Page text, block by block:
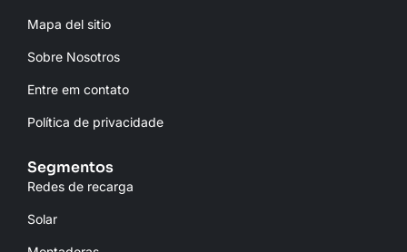
Mapa del sitio
Sobre Nosotros
Entre em contato
Política de privacidade
Segmentos
Redes de recarga
Solar